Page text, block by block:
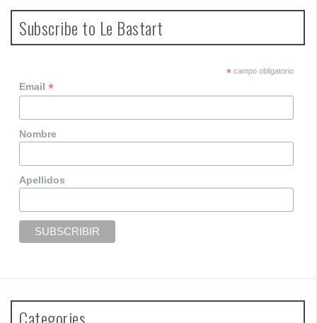
Subscribe to Le Bastart
*campo obligatorio
Email*
Nombre
Apellidos